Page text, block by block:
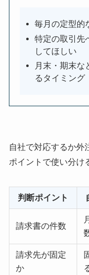
毎月の定型的
特定の取引先
してほしい
月末・期末な
るタイミング
自社で対応するか外
ポイントで使い分け
判断ポイント
請求書の件数
請求先が固定
か